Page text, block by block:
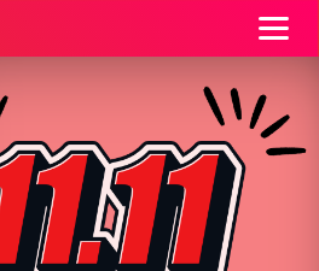
Home & Garden